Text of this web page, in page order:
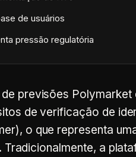
de usuários
pressão regulatória
previsões Polymarket
de verificação de
o que representa
a